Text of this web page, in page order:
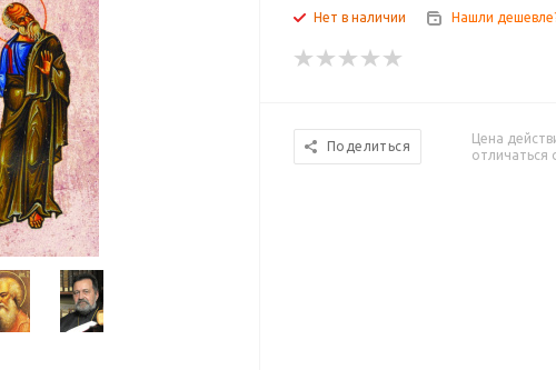
Нет в наличии Нашли
Поделиться
Цена
отличаться